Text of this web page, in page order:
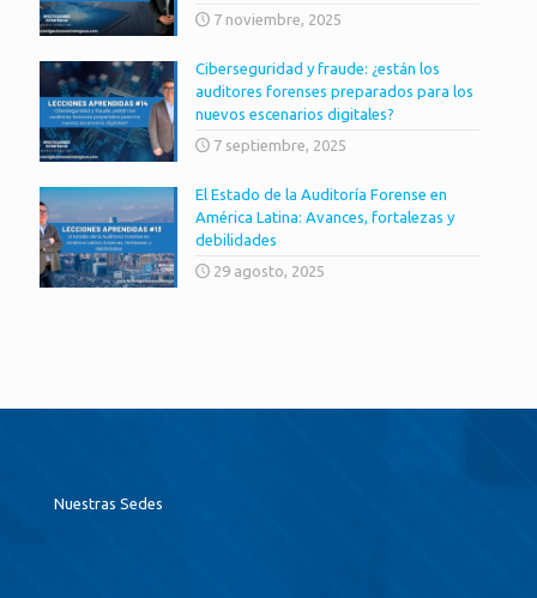
7 noviembre, 2025
Ciberseguridad y fraude: ¿están los
auditores forenses preparados para los
nuevos escenarios digitales?
7 septiembre, 2025
El Estado de la Auditoría Forense en
América Latina: Avances, fortalezas y
debilidades
29 agosto, 2025
Nuestras Sedes